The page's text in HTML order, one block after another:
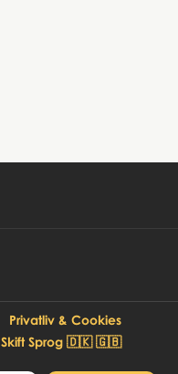
Privatliv & Cookies
Skift Sprog 🇩🇰 🇬🇧